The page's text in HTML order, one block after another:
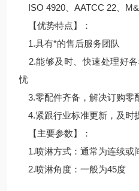
ISO 4920、AATCC 22、
【优势特点】：
1.具有*的售后服务团队
2.能够及时、快速处理好
忧
3.零配件齐备，解决订购零
4.紧跟行业标准更新，及时
【主要参数】：
1.喷淋方式：通常为连续或
2.喷淋角度：一般为45度